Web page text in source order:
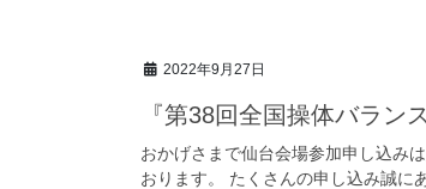
2022年9月27日
『第38回全国操体バラン
おかげさまで仙台会場参加申し込み
おります。 たくさんの申し込み誠